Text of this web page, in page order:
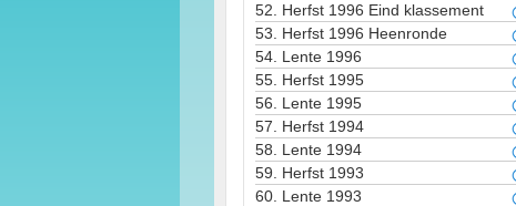
52. Herfst 1996 Eind klassement
53. Herfst 1996 Heenronde
54. Lente 1996
55. Herfst 1995
56. Lente 1995
57. Herfst 1994
58. Lente 1994
59. Herfst 1993
60. Lente 1993